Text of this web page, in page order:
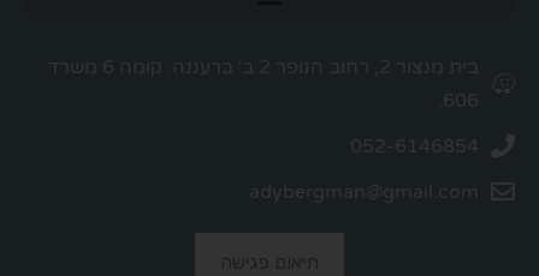
בית מנצור 2, רחוב הנופר 2 ב׳ ברעננה. קומה 6 משרד
606.
052-6146854
adybergman@gmail.com
תיאום פגישה